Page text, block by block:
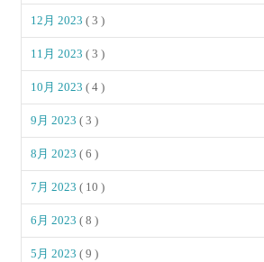
12月 2023( 3 )
11月 2023( 3 )
10月 2023( 4 )
9月 2023( 3 )
8月 2023( 6 )
7月 2023( 10 )
6月 2023( 8 )
5月 2023( 9 )